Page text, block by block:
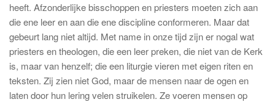
heeft. Afzonderlijke bisschoppen en priesters moeten zich aan
die ene leer en aan die ene discipline conformeren. Maar dat
gebeurt lang niet altijd. Met name in onze tijd zijn er nogal wat
priesters en theologen, die een leer preken, die niet van de Kerk
is, maar van henzelf; die een liturgie vieren met eigen riten en
teksten. Zij zien niet God, maar de mensen naar de ogen en
laten door hun lering velen struikelen. Ze voeren mensen op